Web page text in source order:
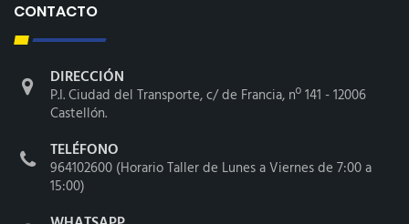
CONTACTO
DIRECCIÓN
P.I. Ciudad del Transporte, c/ de Francia, nº 141 - 12006
Castellón.
TELÉFONO
964102600 (Horario Taller de Lunes a Viernes de 7:00 a
15:00)